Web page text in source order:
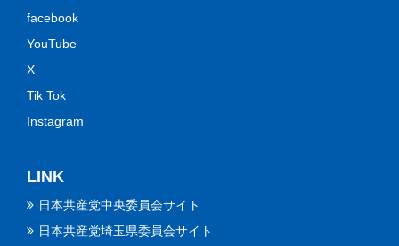
facebook
YouTube
X
Tik Tok
Instagram
LINK
日本共産党中央委員会サイト
日本共産党埼玉県委員会サイト